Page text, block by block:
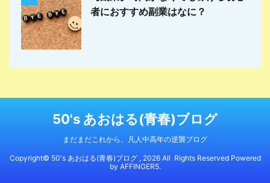
者におすすめ副業はなに？
50's あおはる(青春)ブログ
まだまだこれから、凡人中高年の逆襲ブログ
Copyright© 50's あおはる(青春)ブログ , 2026 All Rights Reserved Powered
by AFFINGER5.